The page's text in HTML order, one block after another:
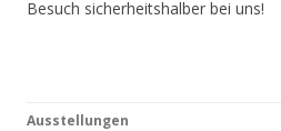
Besuch sicherheitshalber bei uns!
Ausstellungen